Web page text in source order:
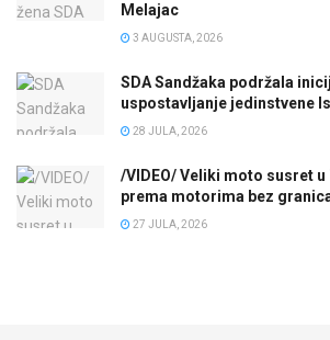
Melajac
3 AUGUSTA, 2026
SDA Sandžaka podržala
uspostavljanje jedinstvene
28 JULA, 2026
/VIDEO/ Veliki moto susret u
prema motorima bez
27 JULA, 2026